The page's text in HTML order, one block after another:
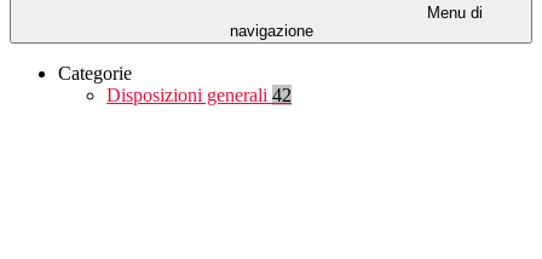
Menu di
navigazione
Categorie
Disposizioni generali 42